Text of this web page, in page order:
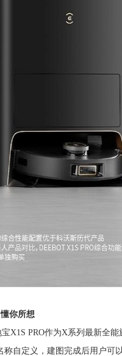
你所想
PRO作为X系列最新全能
称自定义，建图完成后用户可